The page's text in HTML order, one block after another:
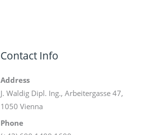
Contact Info
Address
J. Waldig Dipl. Ing., Arbeitergasse 47,
1050 Vienna
Phone